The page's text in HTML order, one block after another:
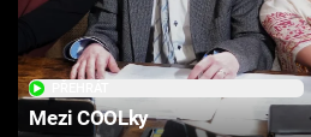
Mezi COOLky